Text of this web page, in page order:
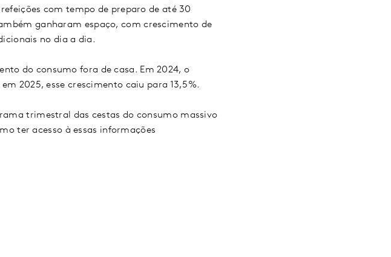
com tempo de preparo de até 30
ganharam espaço, com crescimento de
no dia a dia.
do consumo fora de casa. Em 2024, o
2025, esse crescimento caiu para 13,5%.
trimestral das cestas do consumo massivo
ter acesso à essas informações